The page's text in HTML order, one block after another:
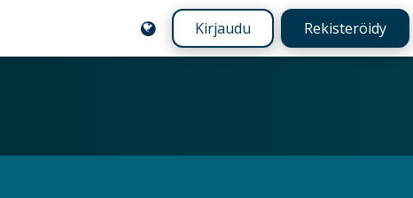
Kirjaudu Rekisteröidy